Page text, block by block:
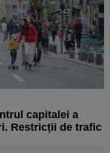
capitalei a
Restricții de trafic